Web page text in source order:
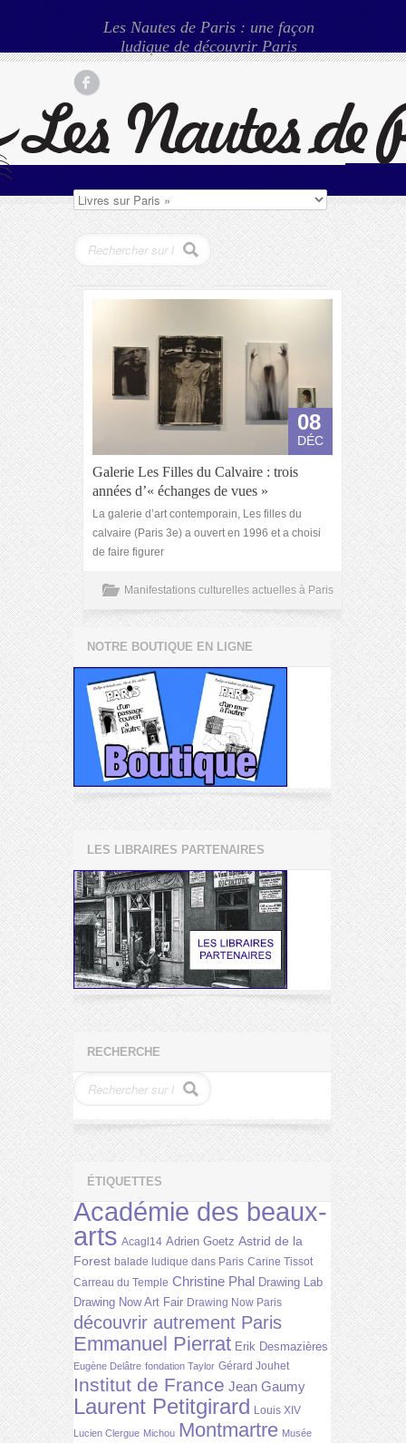
Les Nautes de Paris : une façon
ludique de découvrir Paris
08
DÉC
Galerie Les Filles du Calvaire : trois
années d’« échanges de vues »
La galerie d’art contemporain, Les filles du
calvaire (Paris 3e) a ouvert en 1996 et a choisi
de faire figurer
Manifestations culturelles actuelles à Paris
NOTRE BOUTIQUE EN LIGNE
LES LIBRAIRES PARTENAIRES
RECHERCHE
ÉTIQUETTES
Académie des beaux-
arts Acagl14 Adrien Goetz Astrid de la
Forest balade ludique dans Paris Carine Tissot
Carreau du Temple Christine Phal Drawing Lab
Drawing Now Art Fair Drawing Now Paris
découvrir autrement Paris
Emmanuel Pierrat Erik Desmazières
Eugène Delâtre fondation Taylor Gérard Jouhet
Institut de France Jean Gaumy
Laurent Petitgirard Louis XIV
Lucien Clergue Michou Montmartre Musée